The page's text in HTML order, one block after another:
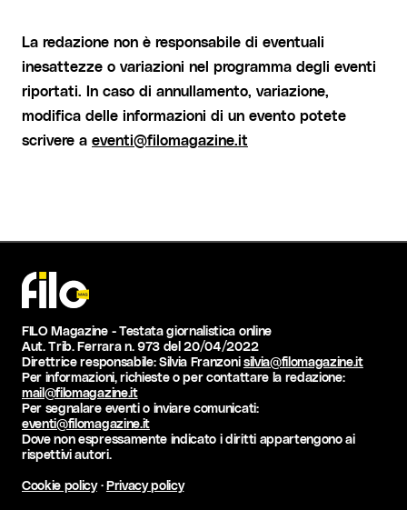
La redazione non è responsabile di eventuali
inesattezze o variazioni nel programma degli eventi
riportati. In caso di annullamento, variazione,
modifica delle informazioni di un evento potete
scrivere a eventi@filomagazine.it
FILO Magazine - Testata giornalistica online
Aut. Trib. Ferrara n. 973 del 20/04/2022
Direttrice responsabile: Silvia Franzonisilvia@filomagazine.it
Per informazioni, richieste o per contattare la redazione:
mail@filomagazine.it
Per segnalare eventi o inviare comunicati:
eventi@filomagazine.it
Dove non espressamente indicato i diritti appartengono ai
rispettivi autori.
Cookie policy·Privacy policy